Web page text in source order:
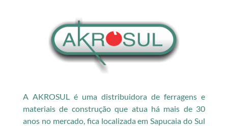
A AKROSUL é uma distribuidora de ferragens e
materiais de construção que atua há mais de 30
anos no mercado, fica localizada em Sapucaia do Sul